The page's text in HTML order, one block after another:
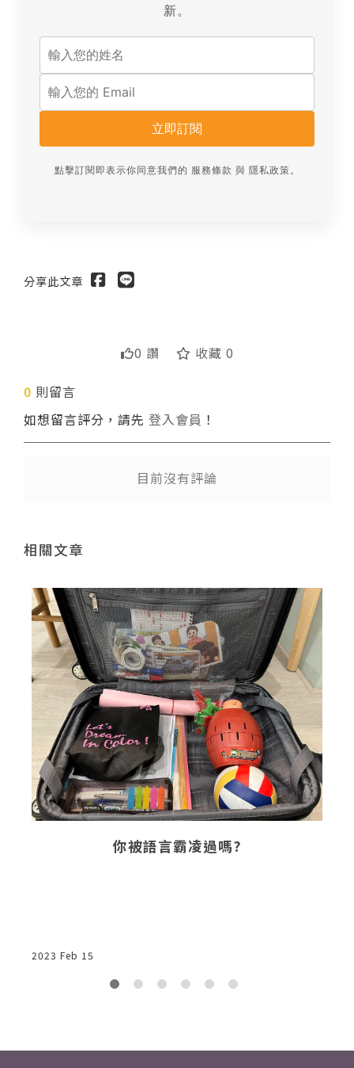
新。
立即訂閱
點擊訂閱即表示你同意我們的 服務條款 與 隱私政策。
分享此文章
0 讚 收藏 0
0 則留言
如想留言評分，請先 登入會員 ！
目前沒有評論
相關文章
你被語言霸凌過嗎?
2023 Feb 15